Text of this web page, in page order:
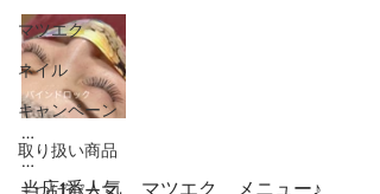
マツエク
ネイル
キャンペーン
取り扱い商品
…
…
当店1番人気　マツエク　メニュー♪